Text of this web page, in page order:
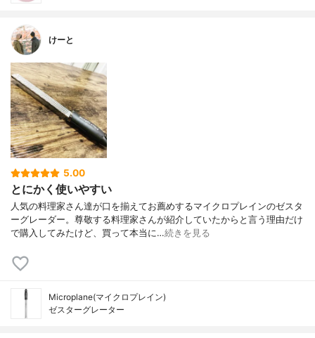
けーと
5.00
とにかく使いやすい
人気の料理家さん達が口を揃えてお薦めするマイクロプレインのゼスタ
ーグレーダー。尊敬する料理家さんが紹介していたからと言う理由だけ
で購入してみたけど、買って本当に…続きを見る
Microplane(マイクロプレイン)
ゼスターグレーター